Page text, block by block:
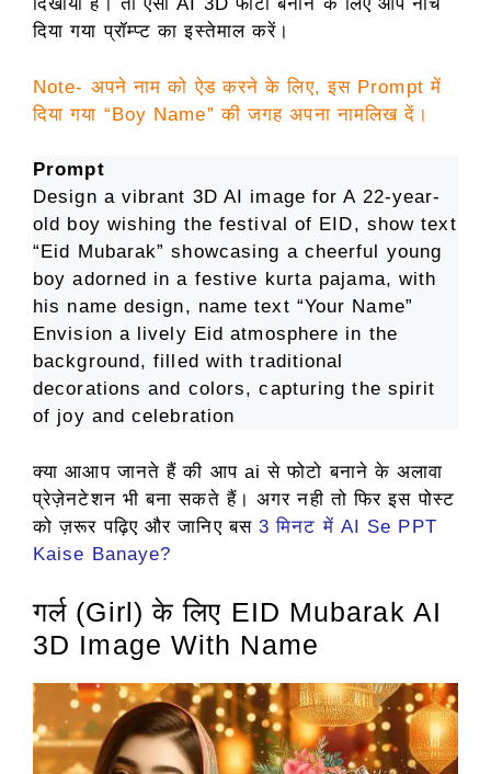
दिया गया प्रॉम्प्ट का इस्तेमाल करें।
Note- अपने नाम को ऐड करने के लिए, इस Prompt में
दिया गया “Boy Name” की जगह अपना नामलिख दें।
Prompt
Design a vibrant 3D AI image for A 22-year-
old boy wishing the festival of EID, show text
“Eid Mubarak” showcasing a cheerful young
boy adorned in a festive kurta pajama, with
his name design, name text “Your Name”
Envision a lively Eid atmosphere in the
background, filled with traditional
decorations and colors, capturing the spirit
of joy and celebration
क्या आआप जानते हैं की आप ai से फोटो बनाने के अलावा
प्रेज़ेनटेशन भी बना सकते हैं। अगर नही तो फिर इस पोस्ट
को ज़रूर पढ़िए और जानिए बस3 मिनट में AI Se PPT
Kaise Banaye?
गर्ल (Girl) के लिए EID Mubarak AI
3D Image With Name